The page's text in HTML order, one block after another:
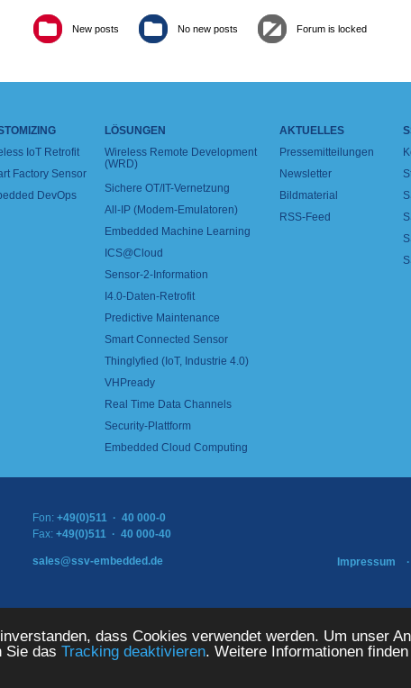
dass Cookies verwendet werden. Um unser
Sie das Tracking deaktivieren. Weitere Informationen
New posts No new posts Forum is locked
IoT Retrofit
Factory Sensor
DevOps
LÖSUNGEN
Wireless Remote Development
(WRD)
Sichere OT/IT-Vernetzung
All-IP (Modem-Emulatoren)
Embedded Machine Learning
ICS@Cloud
Sensor-2-Information
I4.0-Daten-Retrofit
Predictive Maintenance
Smart Connected Sensor
Thinglyfied (IoT, Industrie 4.0)
VHPready
Real Time Data Channels
Security-Plattform
Embedded Cloud Computing
AKTUELLES
Pressemitteilungen
Newsletter
Bildmaterial
RSS-Feed
Fon: +49(0)511 · 40 000-0
Fax: +49(0)511 · 40 000-40
sales@ssv-embedded.de Impressum